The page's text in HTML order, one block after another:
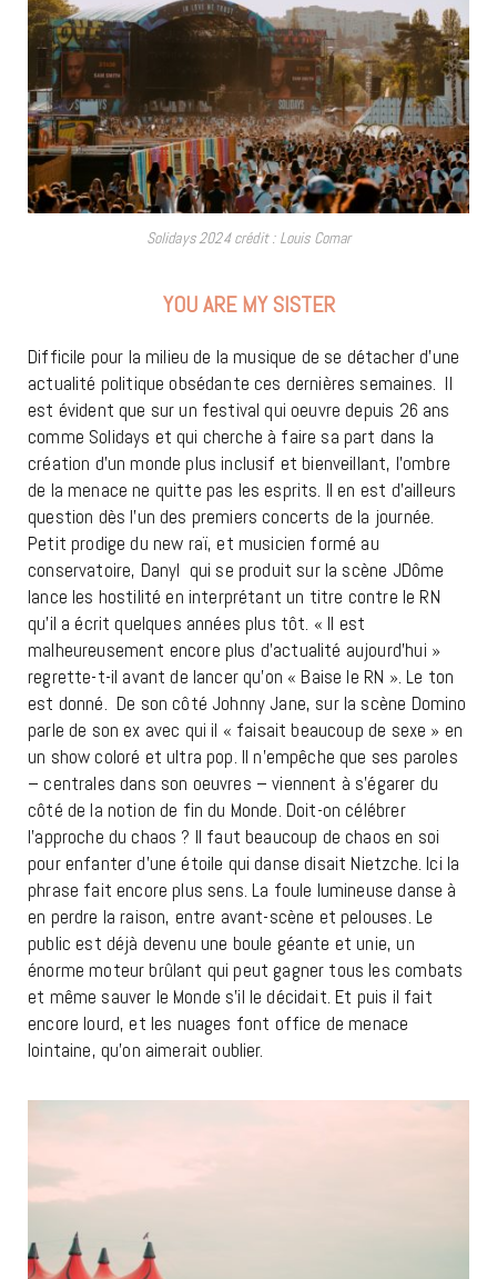
Solidays 2024 crédit : Louis Comar
YOU ARE MY SISTER
Difficile pour la milieu de la musique de se détacher d’une
actualité politique obsédante ces dernières semaines. Il
est évident que sur un festival qui oeuvre depuis 26 ans
comme Solidays et qui cherche à faire sa part dans la
création d’un monde plus inclusif et bienveillant, l’ombre
de la menace ne quitte pas les esprits. Il en est d’ailleurs
question dès l’un des premiers concerts de la journée.
Petit prodige du new raï, et musicien formé au
conservatoire, Danyl qui se produit sur la scène JDôme
lance les hostilité en interprétant un titre contre le RN
qu’il a écrit quelques années plus tôt. « Il est
malheureusement encore plus d’actualité aujourd’hui »
regrette-t-il avant de lancer qu’on « Baise le RN ». Le ton
est donné. De son côté Johnny Jane, sur la scène Domino
parle de son ex avec qui il « faisait beaucoup de sexe » en
un show coloré et ultra pop. Il n’empêche que ses paroles
– centrales dans son oeuvres – viennent à s’égarer du
côté de la notion de fin du Monde. Doit-on célébrer
l’approche du chaos ? Il faut beaucoup de chaos en soi
pour enfanter d’une étoile qui danse disait Nietzche. Ici la
phrase fait encore plus sens. La foule lumineuse danse à
en perdre la raison, entre avant-scène et pelouses. Le
public est déjà devenu une boule géante et unie, un
énorme moteur brûlant qui peut gagner tous les combats
et même sauver le Monde s’il le décidait. Et puis il fait
encore lourd, et les nuages font office de menace
lointaine, qu’on aimerait oublier.